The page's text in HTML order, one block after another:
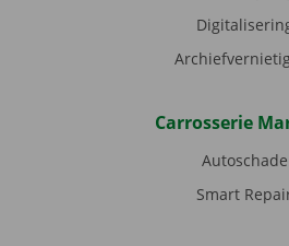
Carrosserie
Autoschade
Smart